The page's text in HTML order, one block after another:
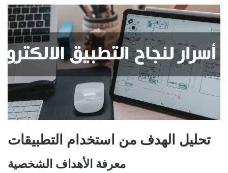
تحليل الهدف من استخدام التطبيقات
معرفة الأهداف الشخصية